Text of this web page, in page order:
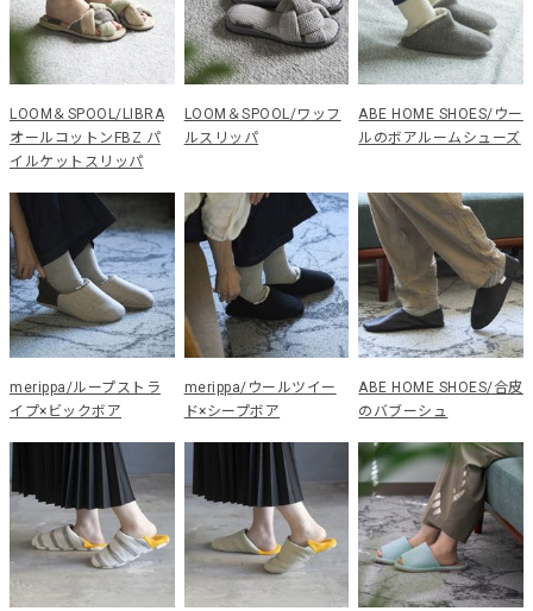
LOOM＆SPOOL/LIBRA
オールコットンFBZ パ
イルケットスリッパ
LOOM＆SPOOL/ワッフ
ルスリッパ
ABE HOME SHOES/ウー
ルのボアルームシューズ
merippa/ループストラ
イプ×ビックボア
merippa/ウールツイー
ド×シープボア
ABE HOME SHOES/合皮
のバブーシュ